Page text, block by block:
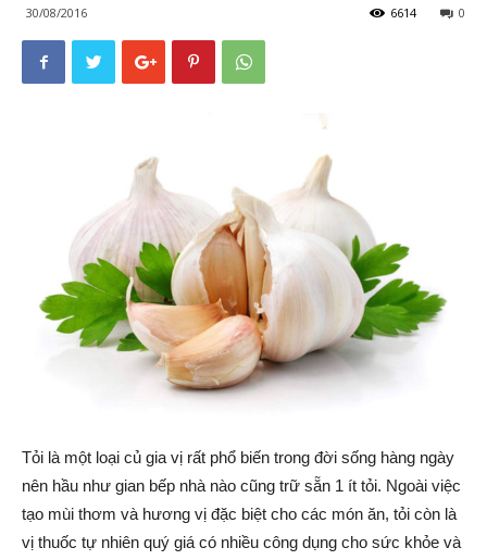
30/08/2016 0
6614
Tỏi là một loại củ gia vị rất phổ biến trong đời sống hàng ngày
nên hầu như gian bếp nhà nào cũng trữ sẵn 1 ít tỏi. Ngoài việc
tạo mùi thơm và hương vị đặc biệt cho các món ăn, tỏi còn là
vị thuốc tự nhiên quý giá có nhiều công dụng cho sức khỏe và